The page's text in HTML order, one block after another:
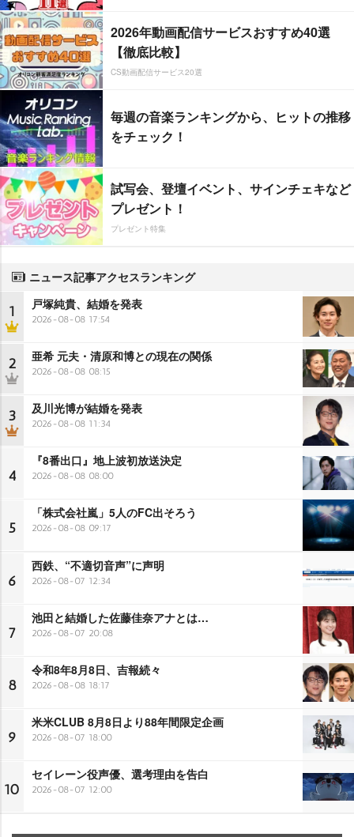
2026年動画配信サービスおすすめ40選
【徹底比較】
CS動画配信サービス20選
毎週の音楽ランキングから、ヒットの推移
をチェック！
試写会、登壇イベント、サインチェキなど
プレゼント！
プレゼント特集
ニュース記事アクセスランキング
1 戸塚純貴、結婚を発表
2026-08-08 17:54
2 亜希 元夫・清原和博との現在の関係
2026-08-08 08:15
3 及川光博が結婚を発表
2026-08-08 11:34
4
『8番出口』地上波初放送決定
2026-08-08 08:00
5
「株式会社嵐」5人のFC出そろう
2026-08-08 09:17
6
西鉄、“不適切音声”に声明
2026-08-07 12:34
7
池田と結婚した佐藤佳奈アナとは…
2026-08-07 20:08
8
令和8年8月8日、吉報続々
2026-08-08 18:17
9
米米CLUB 8月8日より88年間限定企画
2026-08-07 18:00
10
セイレーン役声優、選考理由を告白
2026-08-07 12:00